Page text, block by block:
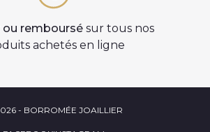
ou remboursé sur tous nos
achetés en ligne
- BORROMÉE JOAILLIER